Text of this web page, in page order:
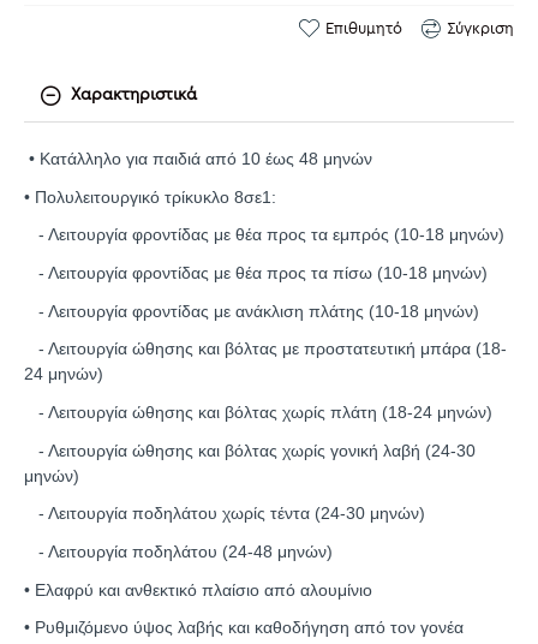
Επιθυμητό Σύγκριση
Χαρακτηριστικά
• Κατάλληλο για παιδιά από 10 έως 48 μηνών
• Πολυλειτουργικό τρίκυκλο 8σε1:
- Λειτουργία φροντίδας με θέα προς τα εμπρός (10-18 μηνών)
- Λειτουργία φροντίδας με θέα προς τα πίσω (10-18 μηνών)
- Λειτουργία φροντίδας με ανάκλιση πλάτης (10-18 μηνών)
- Λειτουργία ώθησης και βόλτας με προστατευτική μπάρα (18-
24 μηνών)
- Λειτουργία ώθησης και βόλτας χωρίς πλάτη (18-24 μηνών)
- Λειτουργία ώθησης και βόλτας χωρίς γονική λαβή (24-30
μηνών)
- Λειτουργία ποδηλάτου χωρίς τέντα (24-30 μηνών)
- Λειτουργία ποδηλάτου (24-48 μηνών)
• Ελαφρύ και ανθεκτικό πλαίσιο από αλουμίνιο
• Ρυθμιζόμενο ύψος λαβής και καθοδήγηση από τον γονέα